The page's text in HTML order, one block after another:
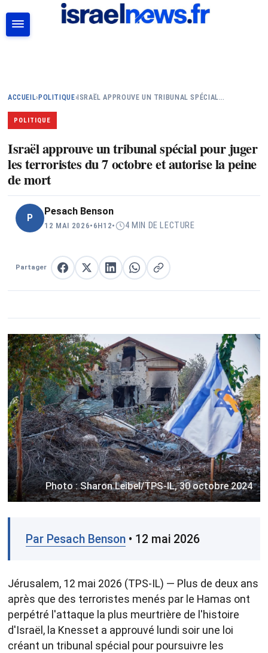
ACCUEIL› POLITIQUE› ISRAËL APPROUVE UN TRIBUNAL SPÉCIAL…
POLITIQUE
Israël approuve un tribunal spécial pour juger
les terroristes du 7 octobre et autorise la peine
de mort
P
Pesach Benson
12 MAI 2026• 6H12• 4 MIN DE LECTURE
Partager Partager sur Facebook
Partager sur XPartager sur LinkedIn
Partager sur WhatsApp
Copier le lien
Photo : Sharon Leibel/TPS-IL, 30 octobre 2024
Par Pesach Benson • 12 mai 2026
Jérusalem, 12 mai 2026 (TPS-IL) — Plus de deux ans
après que des terroristes menés par le Hamas ont
perpétré l'attaque la plus meurtrière de l'histoire
d'Israël, la Knesset a approuvé lundi soir une loi
créant un tribunal spécial pour poursuivre les